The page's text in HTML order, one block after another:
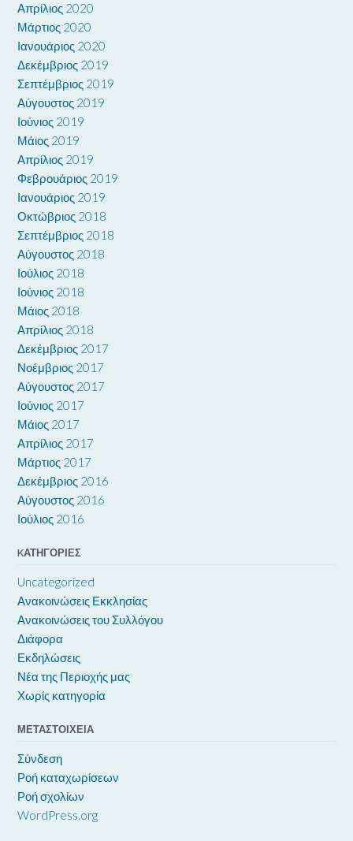
Απρίλιος 2020
Μάρτιος 2020
Ιανουάριος 2020
Δεκέμβριος 2019
Σεπτέμβριος 2019
Αύγουστος 2019
Ιούνιος 2019
Μάιος 2019
Απρίλιος 2019
Φεβρουάριος 2019
Ιανουάριος 2019
Οκτώβριος 2018
Σεπτέμβριος 2018
Αύγουστος 2018
Ιούλιος 2018
Ιούνιος 2018
Μάιος 2018
Απρίλιος 2018
Δεκέμβριος 2017
Νοέμβριος 2017
Αύγουστος 2017
Ιούνιος 2017
Μάιος 2017
Απρίλιος 2017
Μάρτιος 2017
Δεκέμβριος 2016
Αύγουστος 2016
Ιούλιος 2016
KΑΤΗΓΟΡΊΕΣ
Uncategorized
Ανακοινώσεις Εκκλησίας
Ανακοινώσεις του Συλλόγου
Διάφορα
Εκδηλώσεις
Νέα της Περιοχής μας
Χωρίς κατηγορία
ΜΕΤΑΣΤΟΙΧΕΊΑ
Σύνδεση
Ροή καταχωρίσεων
Ροή σχολίων
WordPress.org